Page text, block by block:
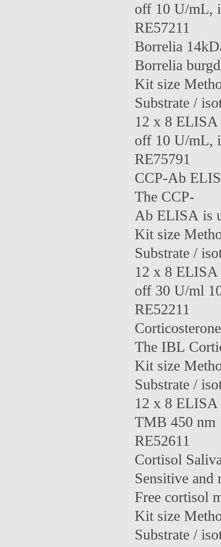
off 10 U/mL,
RE57211
Borrelia
Borrelia
Kit size
Substrate /
12 x 8
off 10 U/mL,
RE75791
CCP-Ab
The CCP-
Ab ELISA is
Kit size
Substrate /
12 x 8
off 30 U/ml
RE52211
The IBL
Kit size
Substrate /
12 x 8 ELISA
TMB 450 nm
RE52611
Cortisol
Sensitive and
Free cortisol
Kit size
Substrate /